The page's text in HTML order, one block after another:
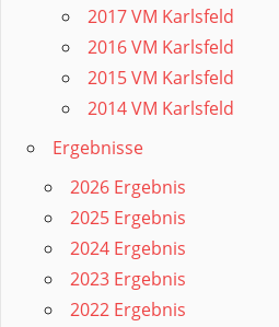
2017 VM Karlsfeld
2016 VM Karlsfeld
2015 VM Karlsfeld
2014 VM Karlsfeld
Ergebnisse
2026 Ergebnis
2025 Ergebnis
2024 Ergebnis
2023 Ergebnis
2022 Ergebnis